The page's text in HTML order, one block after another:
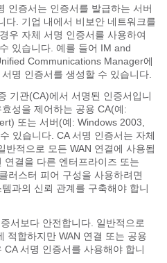
인증서는 인증서를 발급하는 서버
다. 기업 내에서 비보안 네트워크를
우 자체 서명 인증서를 사용하여
있습니다. 예를 들어 IM and
Communications Manager에
명 인증서를 생성할 수 있습니다.
기관(CA)에서 서명된 인증서입니
성을 제어하는 공용 CA(예:
또는 서버(예: Windows 2003,
있습니다. CA 서명 인증서는 자체
반적으로 모든 WAN 연결에 사용됩
연결을 다른 엔터프라이즈 또는
러스터 피어 구성을 사용하려면
과의 신뢰 관계를 구축해야 합니
서보다 안전합니다. 일반적으로
적합하지만 WAN 연결 또는 공용
서명 인증서를 사용해야 합니